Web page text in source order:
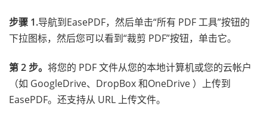
步骤 1.导航到EasePDF，然后单击“所有 PDF 工具”按钮的
下拉图标，然后您可以看到“裁剪 PDF”按钮，单击它。
第 2 步。 将您的 PDF 文件从您的本地计算机或您的云帐户
（如 GoogleDrive、DropBox 和OneDrive ）上传到
EasePDF。还支持从 URL 上传文件。